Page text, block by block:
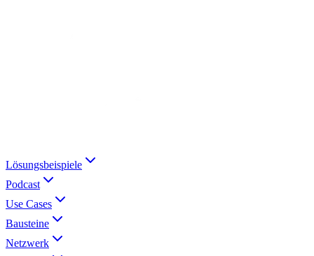
Lösungsbeispiele
Podcast
Use Cases
Bausteine
Netzwerk